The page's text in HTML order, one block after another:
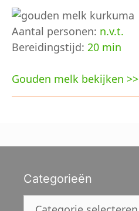
Aantal personen: n.v.t.
Bereidingstijd: 20 min
Gouden melk bekijken >>
Categorieën
Categorieën